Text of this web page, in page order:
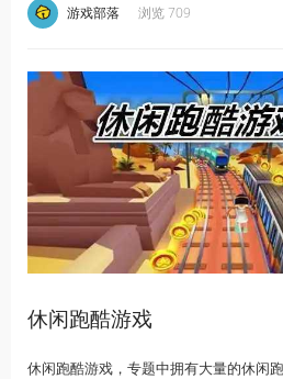
游戏部落 浏览 709
休闲跑酷游戏
休闲跑酷游戏，专题中拥有大量的休闲